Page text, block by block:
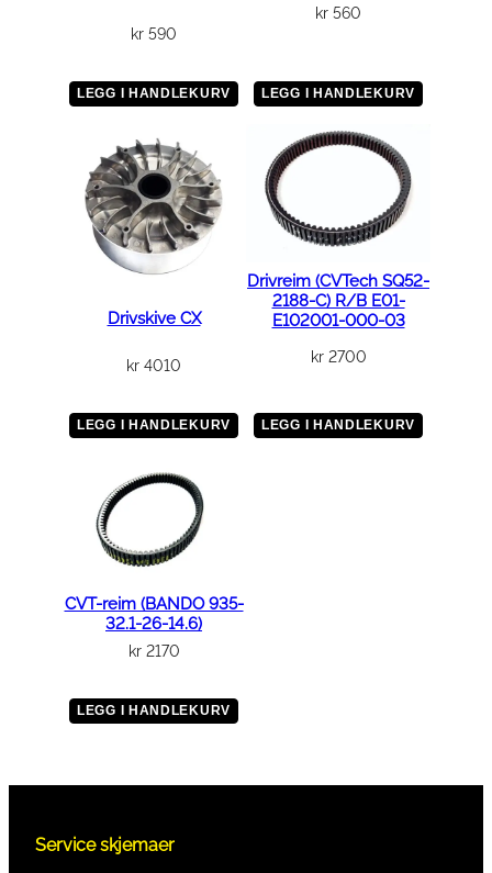
kr 590
LEGG I HANDLEKURV
kr 560
LEGG I HANDLEKURV
Drivskive CX
kr 4010
LEGG I HANDLEKURV
Drivreim (CVTech SQ52-
2188-C) R/B E01-
E102001-000-03
kr2700
LEGG I HANDLEKURV
CVT-reim (BANDO 935-
32.1-26-14.6)
kr2170
LEGG I HANDLEKURV
Service skjemaer